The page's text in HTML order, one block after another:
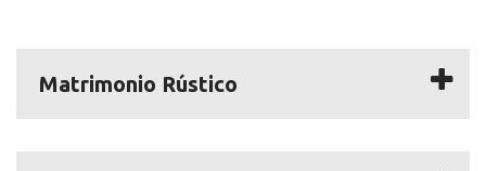
Matrimonio Rústico